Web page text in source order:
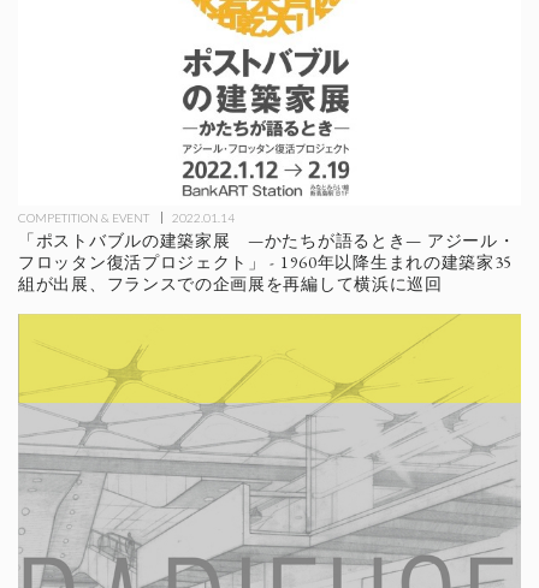
COMPETITION & EVENT 2022.01.14
「ポストバブルの建築家展 —かたちが語るとき— アジール・
フロッタン復活プロジェクト」 - 1960年以降生まれの建築家35
組が出展、フランスでの企画展を再編して横浜に巡回